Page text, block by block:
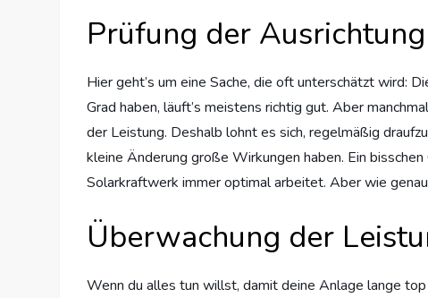
Prüfung der
Hier geht’s um eine Sache, die oft unterschätzt wird:
Grad haben, läuft’s meistens richtig gut. Aber
der Leistung. Deshalb lohnt es sich, regelmäßig
kleine Änderung große Wirkungen haben. Ein
Solarkraftwerk immer optimal arbeitet. Aber wie
Überwachung der
Wenn du alles tun willst, damit deine Anlage lange